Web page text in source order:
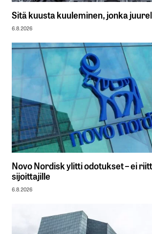
Sitä kuusta kuuleminen, jonka
6.8.2026
Novo Nordisk ylitti odotukset – ei
sijoittajille
6.8.2026